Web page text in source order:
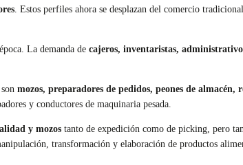
. Estos perfiles ahora se desplazan del comercio
La demanda de cajeros, inventaristas,
mozos, preparadores de pedidos, peones de almacén,
y conductores de maquinaria pesada.
y mozos tanto de expedición como de picking, pero
transformación y elaboración de productos